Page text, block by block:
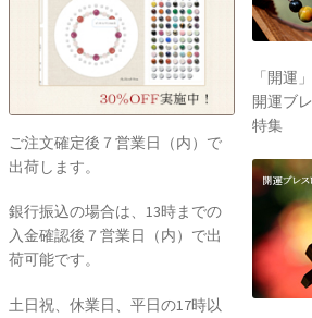
ご注文確定後７営業日（内）で
出荷します。
銀行振込の場合は、13時までの
入金確認後７営業日（内）で出
荷可能です。
土日祝、休業日、平日の17時以
「開運」
開運ブ
特集